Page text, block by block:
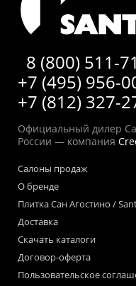
8 (800) 511-
+7 (495) 956-
+7 (812) 327-
Официальный дилер
России — компания
Салоны продаж
О бренде
Плитка Сан Агостино /
Доставка
Скачать каталоги
Договор-оферта
Пользовательское